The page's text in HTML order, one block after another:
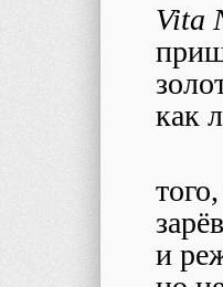
Vita
как
и